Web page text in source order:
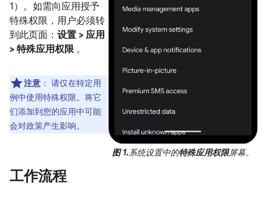
图 1. 系统设置中的特殊应用权限屏幕。
1）。如需向应用授予
特殊权限，用户必须转
到此页面： 设置 > 应用
> 特殊应用权限。
注意 ： 请仅在特定用
例中使用特殊权限。将它
们添加到您的应用中可能
会对政策产生影响。
工作流程